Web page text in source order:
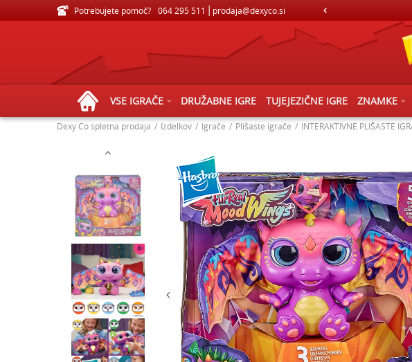
Potrebujete pomoč? 064 295 511 prodaja@dexyco.si
VELIKA IZBIRA IGRAČ ZA VSE STAROSTI
VSE IGRAČE DRUŽABNE IGRE TUJEJEZIČNE IGRE ZNAMKE
Dexy Co spletna prodaja Izdelkov Igrače Plišaste igrače INTERAKTIVNE PLIŠASTE